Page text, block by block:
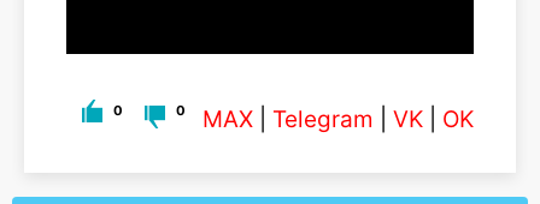
0 0 MAX Telegram VK OK